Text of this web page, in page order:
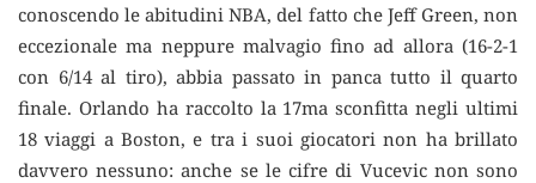
conoscendo le abitudini NBA, del fatto che Jeff Green, non
eccezionale ma neppure malvagio fino ad allora (16-2-1
con 6/14 al tiro), abbia passato in panca tutto il quarto
finale. Orlando ha raccolto la 17ma sconfitta negli ultimi
18 viaggi a Boston, e tra i suoi giocatori non ha brillato
davvero nessuno: anche se le cifre di Vucevic non sono